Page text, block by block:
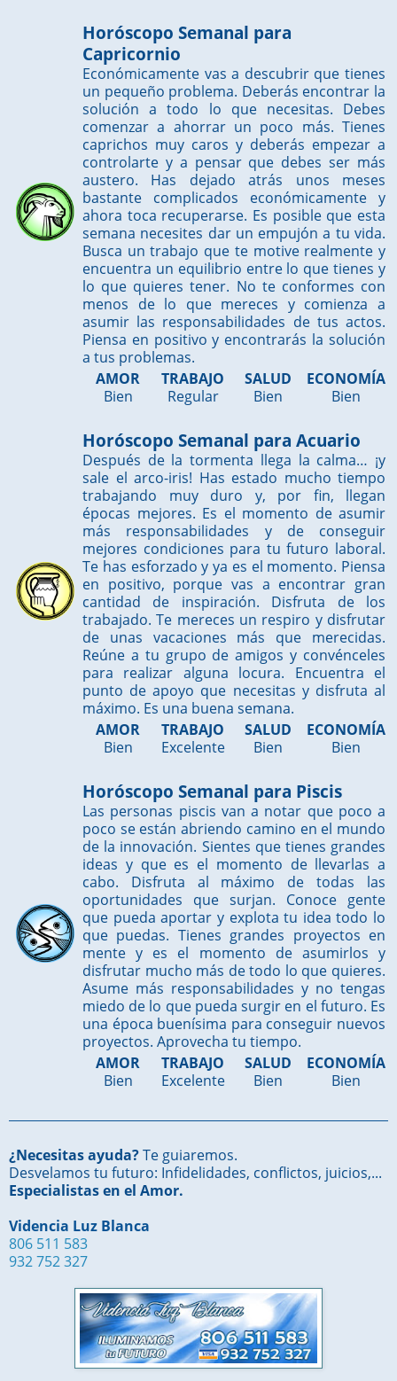
Horóscopo Semanal para
Capricornio
Económicamente vas a descubrir que tienes
un pequeño problema. Deberás encontrar la
solución a todo lo que necesitas. Debes
comenzar a ahorrar un poco más. Tienes
caprichos muy caros y deberás empezar a
controlarte y a pensar que debes ser más
austero. Has dejado atrás unos meses
bastante complicados económicamente y
ahora toca recuperarse. Es posible que esta
semana necesites dar un empujón a tu vida.
Busca un trabajo que te motive realmente y
encuentra un equilibrio entre lo que tienes y
lo que quieres tener. No te conformes con
menos de lo que mereces y comienza a
asumir las responsabilidades de tus actos.
Piensa en positivo y encontrarás la solución
a tus problemas.
AMOR
Bien
TRABAJO
Regular
SALUD
Bien
ECONOMÍA
Bien
Horóscopo Semanal para Acuario
Después de la tormenta llega la calma… ¡y
sale el arco-iris! Has estado mucho tiempo
trabajando muy duro y, por fin, llegan
épocas mejores. Es el momento de asumir
más responsabilidades y de conseguir
mejores condiciones para tu futuro laboral.
Te has esforzado y ya es el momento. Piensa
en positivo, porque vas a encontrar gran
cantidad de inspiración. Disfruta de los
trabajado. Te mereces un respiro y disfrutar
de unas vacaciones más que merecidas.
Reúne a tu grupo de amigos y convénceles
para realizar alguna locura. Encuentra el
punto de apoyo que necesitas y disfruta al
máximo. Es una buena semana.
AMOR
Bien
TRABAJO
Excelente
SALUD
Bien
ECONOMÍA
Bien
Horóscopo Semanal para Piscis
Las personas piscis van a notar que poco a
poco se están abriendo camino en el mundo
de la innovación. Sientes que tienes grandes
ideas y que es el momento de llevarlas a
cabo. Disfruta al máximo de todas las
oportunidades que surjan. Conoce gente
que pueda aportar y explota tu idea todo lo
que puedas. Tienes grandes proyectos en
mente y es el momento de asumirlos y
disfrutar mucho más de todo lo que quieres.
Asume más responsabilidades y no tengas
miedo de lo que pueda surgir en el futuro. Es
una época buenísima para conseguir nuevos
proyectos. Aprovecha tu tiempo.
AMOR
Bien
TRABAJO
Excelente
SALUD
Bien
ECONOMÍA
Bien
¿Necesitas ayuda?Te guiaremos.
Desvelamos tu futuro: Infidelidades, conflictos, juicios,...
Especialistas en el Amor.
Videncia Luz Blanca
806 511 583
932 752 327